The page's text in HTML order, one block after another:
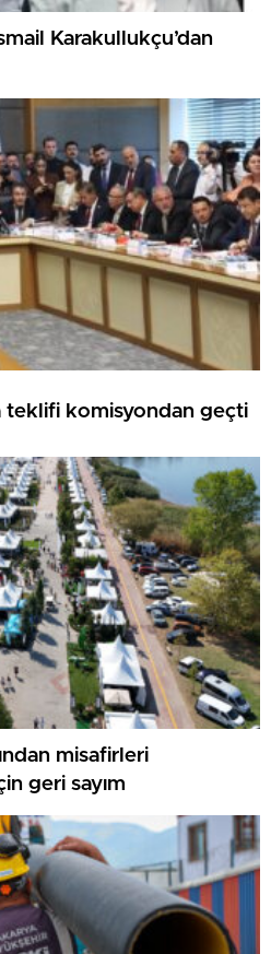
Karakullukçu’dan
teklifi komisyondan geçti
misafirleri
geri sayım